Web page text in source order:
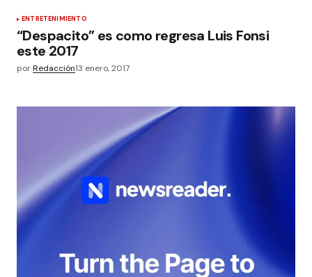
ENTRETENIMIENTO
“Despacito” es como regresa Luis Fonsi
este 2017
porRedacción13 enero, 2017